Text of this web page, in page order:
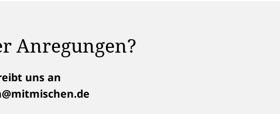
Anregungen?
uns an